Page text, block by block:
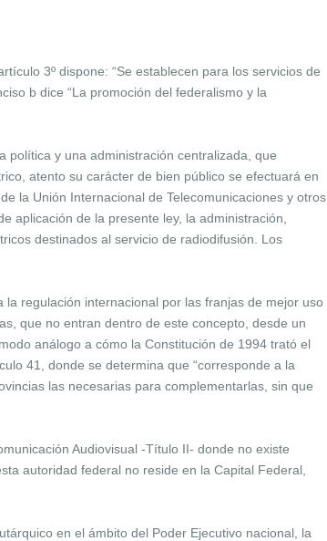
3º dispone: “Se establecen para los servicios de
b dice “La promoción del federalismo y la
política y una administración centralizada, que
atento su carácter de bien público se efectuará en
la Unión Internacional de Telecomunicaciones y otros
aplicación de la presente ley, la administración,
destinados al servicio de radiodifusión. Los
regulación internacional por las franjas de mejor uso
que no entran dentro de este concepto, desde un
análogo a cómo la Constitución de 1994 trató el
41, donde se determina que “corresponde a la
las necesarias para complementarlas, sin que
Audiovisual -Título II- donde no existe
autoridad federal no reside en la Capital Federal,
en el ámbito del Poder Ejecutivo nacional, la